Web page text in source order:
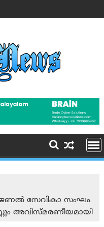
സേവികാ സംഘം
അവിസ്മരണീയമായി